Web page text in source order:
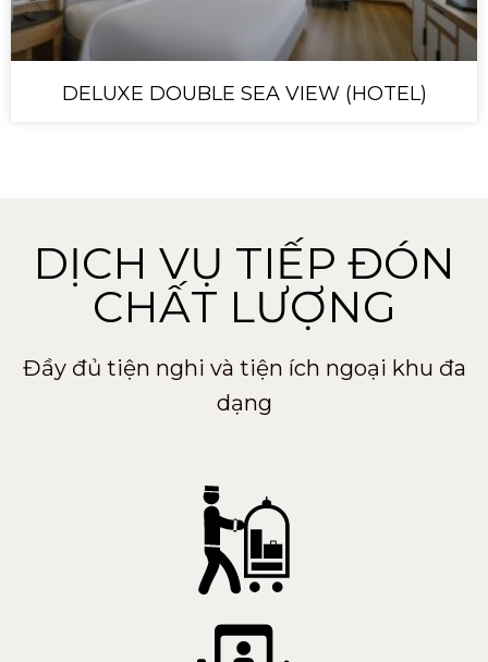
DELUXE DOUBLE SEA VIEW (HOTEL)
DỊCH VỤ TIẾP ĐÓN
CHẤT LƯỢNG
Đầy đủ tiện nghi và tiện ích ngoại khu đa
dạng